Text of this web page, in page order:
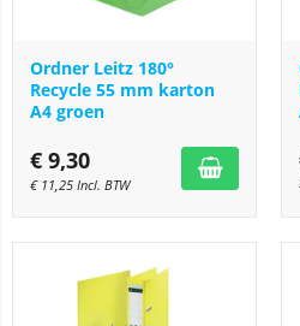
Ordner Leitz 180°
Recycle 55 mm karton
A4 groen
€ 9,30
€ 11,25 Incl. BTW